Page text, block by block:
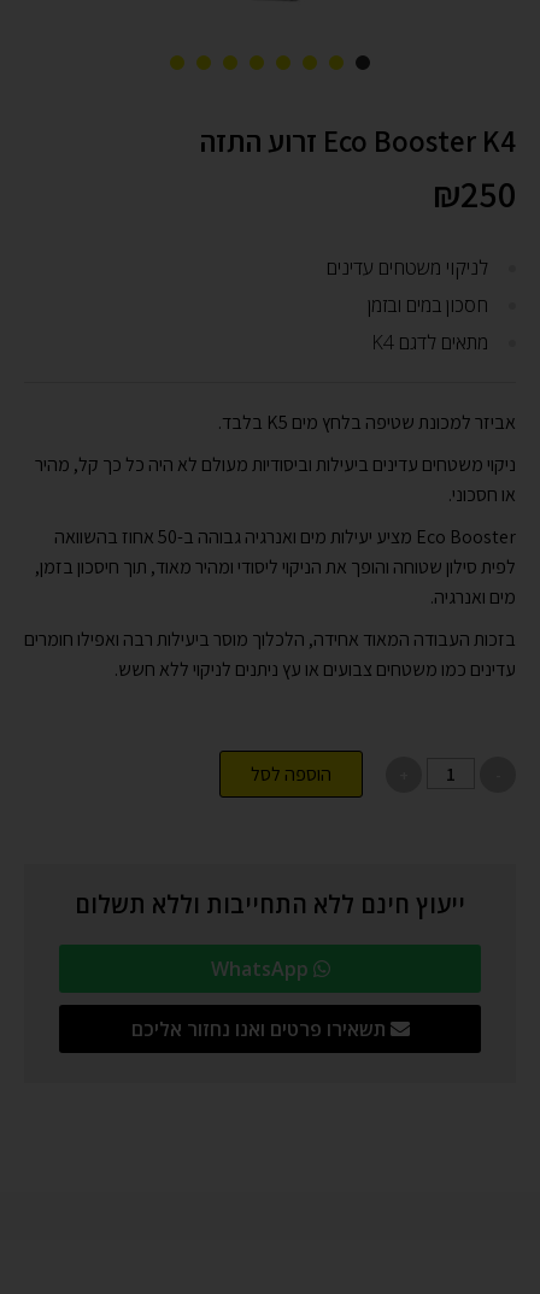
Eco Booster K4 זרוע התזה
₪250
לניקוי משטחים עדינים
חסכון במים ובזמן
מתאים לדגם K4
אביזר למכונת שטיפה בלחץ מים K5 בלבד.
ניקוי משטחים עדינים ביעילות וביסודיות מעולם לא היה כל כך קל, מהיר
או חסכוני.
Eco Booster מציע יעילות מים ואנרגיה גבוהה ב-50 אחוז בהשוואה
לפית סילון שטוחה והופך את הניקוי ליסודי ומהיר מאוד, תוך חיסכון בזמן,
מים ואנרגיה.
בזכות העבודה המאוד אחידה, הלכלוך מוסר ביעילות רבה ואפילו חומרים
עדינים כמו משטחים צבועים או עץ ניתנים לניקוי ללא חשש.
הוספה לסל
ייעוץ חינם ללא התחייבות וללא תשלום
תשאירו פרטים ואנו נחזור אליכם